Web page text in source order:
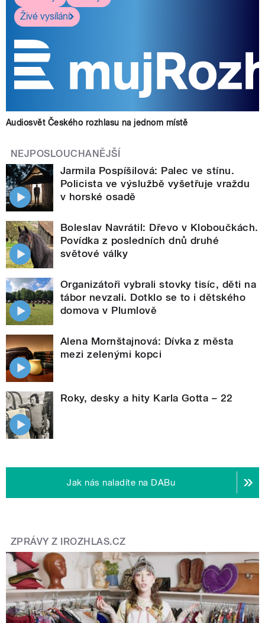
Živé vysílání
Audiosvět Českého rozhlasu na jednom místě
NEJPOSLOUCHANĚJŠÍ
Jarmila Pospíšilová: Palec ve stínu.
Policista ve výslužbě vyšetřuje vraždu
v horské osadě
Boleslav Navrátil: Dřevo v Kloboučkách.
Povídka z posledních dnů druhé
světové války
Organizátoři vybrali stovky tisíc, děti na
tábor nevzali. Dotklo se to i dětského
domova v Plumlově
Alena Mornštajnová: Dívka z města
mezi zelenými kopci
Roky, desky a hity Karla Gotta – 22
Jak nás naladíte na DABu
ZPRÁVY Z IROZHLAS.CZ